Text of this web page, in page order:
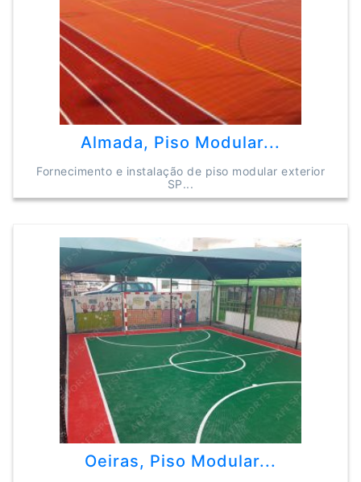
Almada, Piso Modular...
Fornecimento e instalação de piso modular exterior
SP...
Oeiras, Piso Modular...